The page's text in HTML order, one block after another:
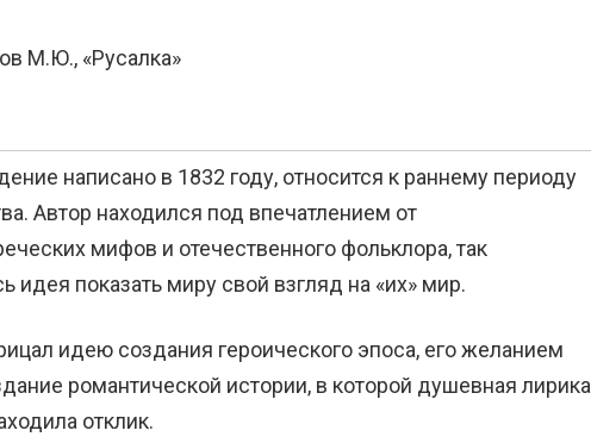
М.Ю., «Русалка»
написано в 1832 году, относится к раннему периоду
Автор находился под впечатлением от
мифов и отечественного фольклора, так
идея показать миру свой взгляд на «их» мир.
идею создания героического эпоса, его желанием
романтической истории, в которой душевная лирика
отклик.